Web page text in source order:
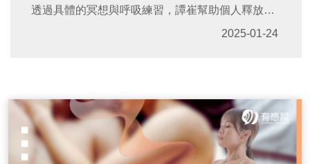
透過具體的冥想與呼吸練習，譚崔幫助個人釋放壓
力，增強自信，並建立健康的溝通模式。無論是單
2025-01-24